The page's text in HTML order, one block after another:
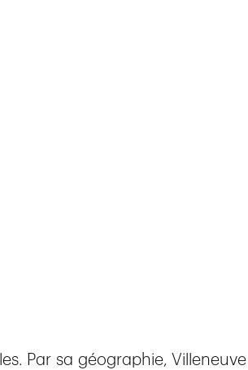
Par sa géographie,